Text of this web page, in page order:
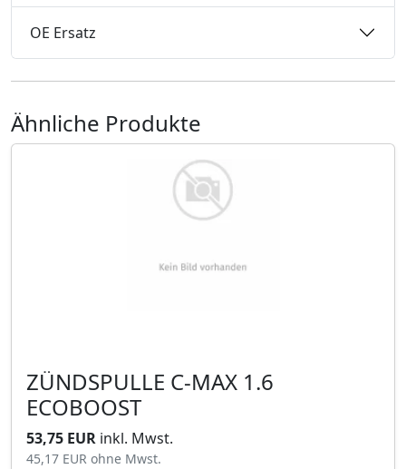
OE Ersatz
Ähnliche Produkte
ZÜNDSPULLE C-MAX 1.6
ECOBOOST
53,75 EUR inkl. Mwst.
45,17 EUR ohne Mwst.